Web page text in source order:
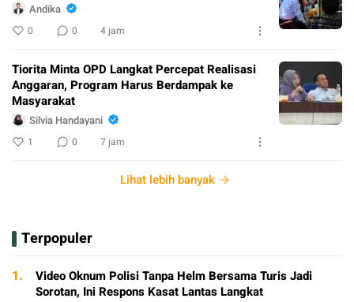
Andika
0 0 4 jam
Tiorita Minta OPD Langkat Percepat Realisasi
Anggaran, Program Harus Berdampak ke
Masyarakat
Silvia Handayani
1 0 7 jam
Lihat lebih banyak
Terpopuler
1.
Video Oknum Polisi Tanpa Helm Bersama Turis Jadi
Sorotan, Ini Respons Kasat Lantas Langkat